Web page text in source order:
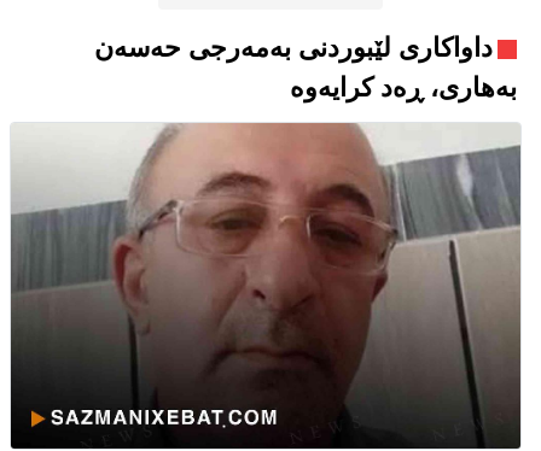
داواکاری لێبوردنی بەمەرجی حەسەن
بەهاری، ڕەد کرایەوە